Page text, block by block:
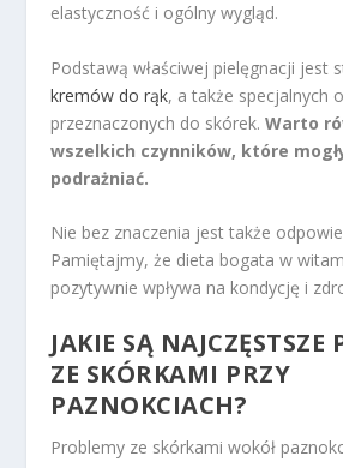
elastyczność i ogólny wygląd.
Podstawą właściwej pielęgnacji jest
kremów do rąk, a także specjalnych
przeznaczonych do skórek.Warto
wszelkich czynników, które
podrażniać.
Nie bez znaczenia jest także
Pamiętajmy, że dieta bogata w
pozytywnie wpływa na kondycję i
JAKIE SĄ NAJCZĘSTSZE
ZE SKÓRKAMI PRZY
PAZNOKCIACH?
Problemy ze skórkami wokół